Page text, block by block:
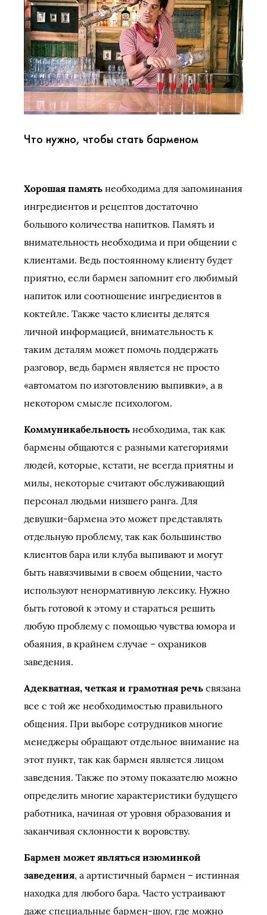
Что нужно, чтобы стать барменом
Хорошая память необходима для запоминания
ингредиентов и рецептов достаточно
большого количества напитков. Память и
внимательность необходима и при общении с
клиентами. Ведь постоянному клиенту будет
приятно, если бармен запомнит его любимый
напиток или соотношение ингредиентов в
коктейле. Также часто клиенты делятся
личной информацией, внимательность к
таким деталям может помочь поддержать
разговор, ведь бармен является не просто
«автоматом по изготовлению выпивки», а в
некотором смысле психологом.
Коммуникабельность необходима, так как
бармены общаются с разными категориями
людей, которые, кстати, не всегда приятны и
милы, некоторые считают обслуживающий
персонал людьми низшего ранга. Для
девушки-бармена это может представлять
отдельную проблему, так как большинство
клиентов бара или клуба выпивают и могут
быть навязчивыми в своем общении, часто
используют ненормативную лексику. Нужно
быть готовой к этому и стараться решить
любую проблему с помощью чувства юмора и
обаяния, в крайнем случае – охраников
заведения.
Адекватная, четкая и грамотная речь связана
все с той же необходимостью правильного
общения. При выборе сотрудников многие
менеджеры обращают отдельное внимание на
этот пункт, так как бармен является лицом
заведения. Также по этому показателю можно
определить многие характеристики будущего
работника, начиная от уровня образования и
заканчивая склонности к воровству.
Бармен может являться изюминкой
заведения, а артистичный бармен – истинная
находка для любого бара. Часто устраивают
даже специальные бармен-шоу, где можно